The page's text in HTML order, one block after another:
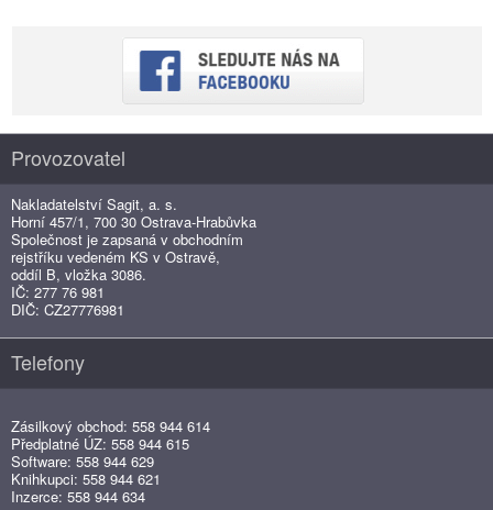
Provozovatel
Nakladatelství Sagit, a. s.
Horní 457/1, 700 30 Ostrava-Hrabůvka
Společnost je zapsaná v obchodním
rejstříku vedeném KS v Ostravě,
oddíl B, vložka 3086.
IČ: 277 76 981
DIČ: CZ27776981
Telefony
Zásilkový obchod: 558 944 614
Předplatné ÚZ: 558 944 615
Software: 558 944 629
Knihkupci: 558 944 621
Inzerce: 558 944 634